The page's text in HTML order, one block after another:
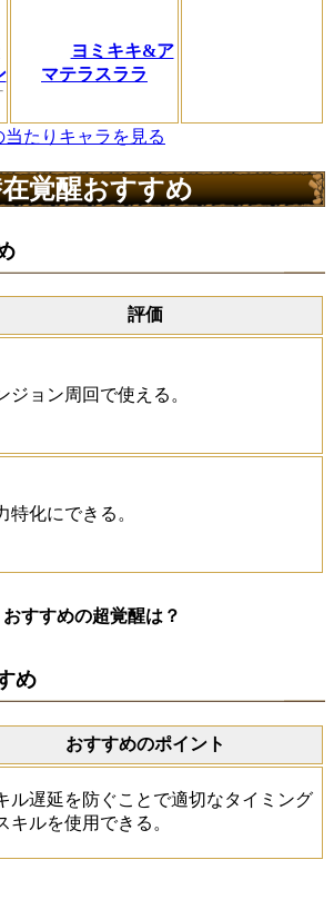
ヨミキキ&ア
マテラスララ
たりキャラを見る
覚醒おすすめ
評価
ジョン周回で使える。
特化にできる。
おすすめの超覚醒は？
め
おすすめのポイント
ル遅延を防ぐことで適切なタイミング
キルを使用できる。